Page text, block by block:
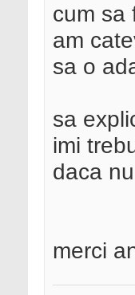
cum sa
am
sa o
sa
imi
daca
merci